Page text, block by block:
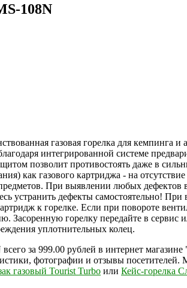
108N
газовая горелка для кемпинга и
интегрированной системе
позволит противостоять даже в
как газового картриджа - на
При выявлении любых
устранить дефекты самостоятельно!
к горелке. Если при повороте
горелку передайте в сервис
уплотнительных колец.
за 999.00 рублей в интернет
фотографии и отзывы
газовый Tourist Turbo или Кейс-горелка